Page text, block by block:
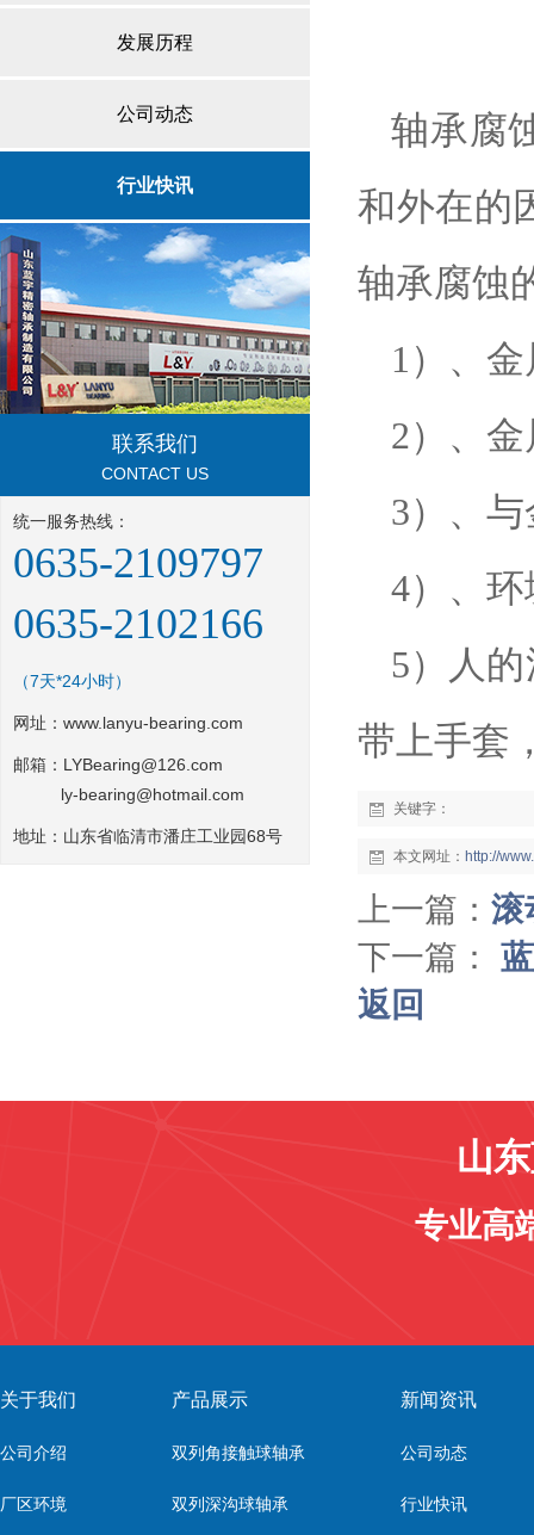
发展历程
公司动态
行业快讯
联系我们
CONTACT US
统一服务热线：
0635-2109797
0635-2102166
（7天*24小时）
网址： www.lanyu-bearing.com
邮箱：LYBearing@126.com
ly-bearing@hotmail.com
地址：山东省临清市潘庄工业园68号
轴承腐
和外在的
轴承腐蚀
1 ）、
2）、
3）、
4）、
5）人
带上手套
关键字：
本文网址： http://
上一篇： 滚
下一篇：
返回
山
专业高
关于我们
公司介绍
厂区环境
产品展示
双列角接触球轴承
双列深沟球轴承
新闻资讯
公司动态
行业快讯